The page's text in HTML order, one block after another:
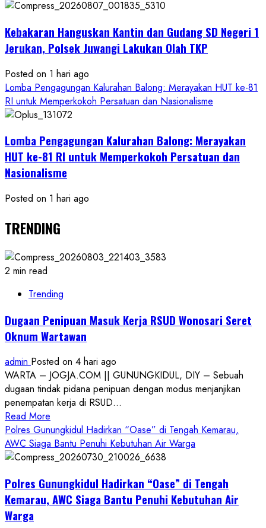
Kebakaran Hanguskan Kantin dan Gudang SD Negeri 1
Jerukan, Polsek Juwangi Lakukan Olah TKP
Posted on 1 hari ago
Lomba Pengagungan Kalurahan Balong: Merayakan HUT ke-81
RI untuk Memperkokoh Persatuan dan Nasionalisme
Lomba Pengagungan Kalurahan Balong: Merayakan
HUT ke-81 RI untuk Memperkokoh Persatuan dan
Nasionalisme
Posted on 1 hari ago
TRENDING
2 min read
Trending
Dugaan Penipuan Masuk Kerja RSUD Wonosari Seret
Oknum Wartawan
admin Posted on 4 hari ago
WARTA – JOGJA.COM || GUNUNGKIDUL, DIY – Sebuah
dugaan tindak pidana penipuan dengan modus menjanjikan
penempatan kerja di RSUD...
Read More
more
about
Dugaan
Masuk
Kerja
Polres Gunungkidul Hadirkan “Oase” di Tengah Kemarau,
AWC Siaga Bantu Penuhi Kebutuhan Air Warga
Polres Gunungkidul Hadirkan “Oase” di Tengah
Kemarau, AWC Siaga Bantu Penuhi Kebutuhan Air
Warga